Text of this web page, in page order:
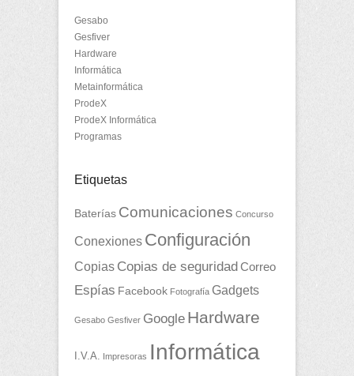
Gesabo
Gesfiver
Hardware
Informática
Metainformática
ProdeX
ProdeX Informática
Programas
Etiquetas
Baterías Comunicaciones Concurso
Conexiones Configuración
Copias Copias de seguridadCorreo
Espías Facebook Fotografía Gadgets
Gesabo Gesfiver Google Hardware
I.V.A. Impresoras Informática